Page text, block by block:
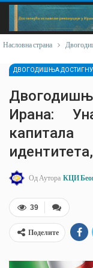
Насловна страна
ДВОГОДИШЊА
Ирана:
Од Аутора КЦИ
39
Поделите